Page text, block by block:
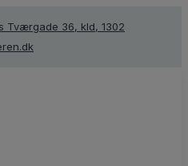
Tværgade 36, kld, 1302